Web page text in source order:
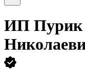
ИП Пурик